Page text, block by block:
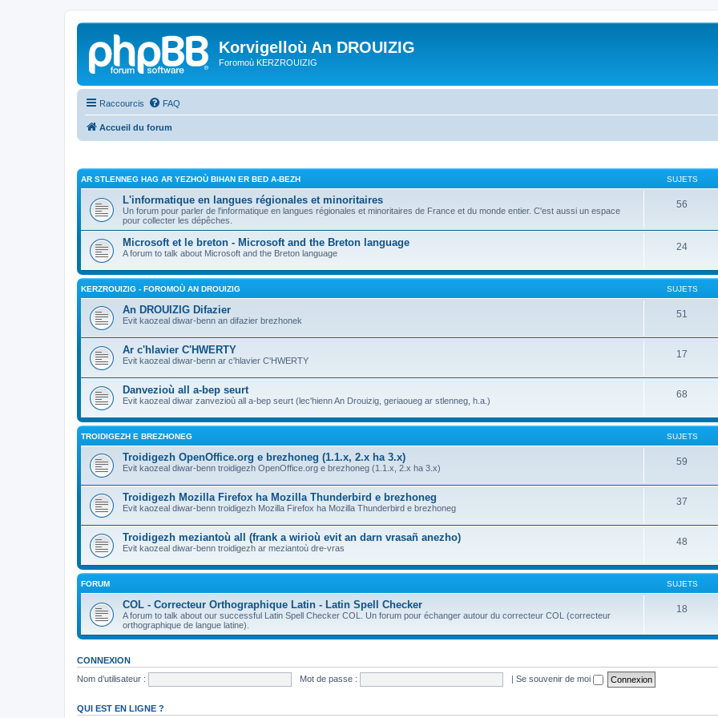
Korvigelloù An DROUIZIG
Foromoù KERZROUIZIG
Raccourcis FAQ
Accueil du forum
AR STLENNEG HAG AR YEZHOÙ BIHAN ER BED A-BEZH SUJETS
L'informatique en langues régionales et minoritaires
Un forum pour parler de l'informatique en langues régionales et minoritaires de France et du monde entier. C'est aussi un espace
pour collecter les dépêches.
56
Microsoft et le breton - Microsoft and the Breton language
A forum to talk about Microsoft and the Breton language
24
KERZROUIZIG - FOROMOÙ AN DROUIZIG SUJETS
An DROUIZIG Difazier
Evit kaozeal diwar-benn an difazier brezhonek
51
Ar c'hlavier C'HWERTY
Evit kaozeal diwar-benn ar c'hlavier C'HWERTY
17
Danvezioù all a-bep seurt
Evit kaozeal diwar zanvezioù all a-bep seurt (lec'hienn An Drouizig, geriaoueg ar stlenneg, h.a.)
68
TROIDIGEZH E BREZHONEG SUJETS
Troidigezh OpenOffice.org e brezhoneg (1.1.x, 2.x ha 3.x)
Evit kaozeal diwar-benn troidigezh OpenOffice.org e brezhoneg (1.1.x, 2.x ha 3.x)
59
Troidigezh Mozilla Firefox ha Mozilla Thunderbird e brezhoneg
Evit kaozeal diwar-benn troidigezh Mozilla Firefox ha Mozilla Thunderbird e brezhoneg
37
Troidigezh meziantoù all (frank a wirioù evit an darn vrasañ anezho)
Evit kaozeal diwar-benn troidigezh ar meziantoù dre-vras
48
FORUM SUJETS
COL - Correcteur Orthographique Latin - Latin Spell Checker
A forum to talk about our successful Latin Spell Checker COL. Un forum pour échanger autour du correcteur COL (correcteur
orthographique de langue latine).
18
CONNEXION
Nom d’utilisateur :
Mot de passe : | Se souvenir de moi
QUI EST EN LIGNE ?